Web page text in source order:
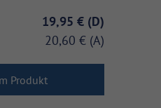
19,95 €
20,60 €
Produkt